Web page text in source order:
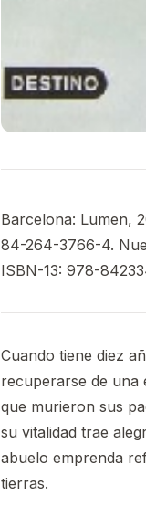
Barcelona: Lumen,
84-264-3766-4.
ISBN-13: 978-
Cuando tiene diez
recuperarse de una
que murieron sus
su vitalidad trae
abuelo emprenda
tierras.